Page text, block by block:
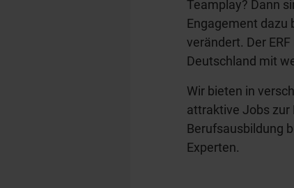
Teamplay? Dann
Engagement dazu
verändert. Der
Deutschland mit
Wir bieten in
attraktive Jobs zur
Berufsausbildung
Experten.